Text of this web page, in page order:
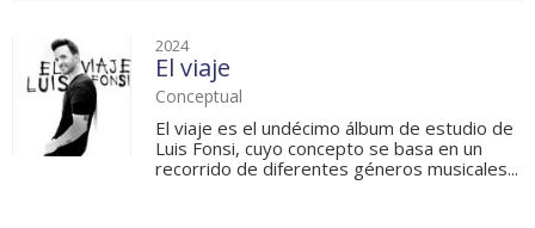
2024
El viaje
Conceptual
El viaje es el undécimo álbum de estudio de
Luis Fonsi, cuyo concepto se basa en un
recorrido de diferentes géneros musicales...